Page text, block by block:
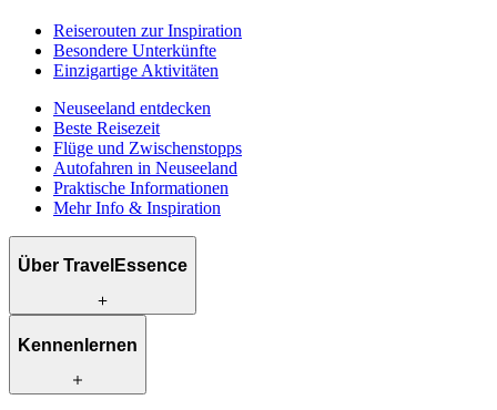
Reiserouten zur Inspiration
Besondere Unterkünfte
Einzigartige Aktivitäten
Neuseeland entdecken
Beste Reisezeit
Flüge und Zwischenstopps
Autofahren in Neuseeland
Praktische Informationen
Mehr Info & Inspiration
Über TravelEssence
Was wir anbieten
Was uns einzigartig macht
Kennenlernen